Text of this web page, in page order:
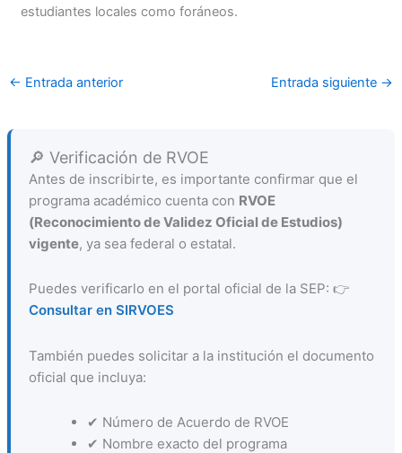
estudiantes locales como foráneos.
← Entrada anterior Entrada siguiente →
🔎 Verificación de RVOE
Antes de inscribirte, es importante confirmar que el
programa académico cuenta con RVOE
(Reconocimiento de Validez Oficial de Estudios)
vigente, ya sea federal o estatal.
Puedes verificarlo en el portal oficial de la SEP: 👉
Consultar en SIRVOES
También puedes solicitar a la institución el documento
oficial que incluya:
✔ Número de Acuerdo de RVOE
✔ Nombre exacto del programa